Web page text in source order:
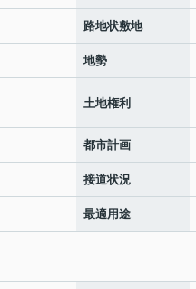
路地状敷地
地勢
土地権利
都市計画
接道状況
最適用途